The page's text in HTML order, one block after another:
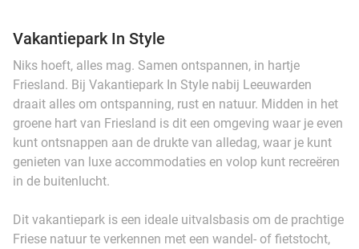
Vakantiepark In Style
Niks hoeft, alles mag. Samen ontspannen, in hartje
Friesland. Bij Vakantiepark In Style nabij Leeuwarden
draait alles om ontspanning, rust en natuur. Midden in het
groene hart van Friesland is dit een omgeving waar je even
kunt ontsnappen aan de drukte van alledag, waar je kunt
genieten van luxe accommodaties en volop kunt recreëren
in de buitenlucht.
Dit vakantiepark is een ideale uitvalsbasis om de prachtige
Friese natuur te verkennen met een wandel- of fietstocht,